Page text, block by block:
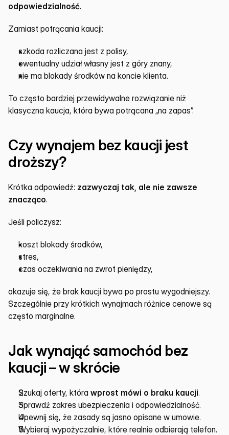
odpowiedzialność.
Zamiast potrącania kaucji:
szkoda rozliczana jest z polisy,
ewentualny udział własny jest z góry znany,
nie ma blokady środków na koncie klienta.
To często bardziej przewidywalne rozwiązanie niż
klasyczna kaucja, która bywa potrącana „na zapas”.
Czy wynajem bez kaucji jest
droższy?
Krótka odpowiedź: zazwyczaj tak, ale nie zawsze
znacząco.
Jeśli policzysz:
koszt blokady środków,
stres,
czas oczekiwania na zwrot pieniędzy,
okazuje się, że brak kaucji bywa po prostu wygodniejszy.
Szczególnie przy krótkich wynajmach różnice cenowe są
często marginalne.
Jak wynająć samochód bez
kaucji – w skrócie
Szukaj oferty, która wprost mówi o braku kaucji.
Sprawdź zakres ubezpieczenia i odpowiedzialność.
Upewnij się, że zasady są jasno opisane w umowie.
Wybieraj wypożyczalnie, które realnie odbierają telefon.